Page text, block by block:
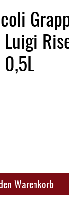
Warenkorb